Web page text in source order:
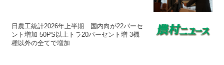
日農工統計2026年上半期 国内向が22パーセ
ント増加 50PS以上トラ20パーセント増 3機
種以外の全てで増加